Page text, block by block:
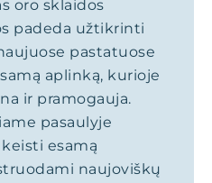
oro sklaidos
padeda užtikrinti
pastatuose
aplinką, kurioje
ir pramogauja.
pasaulyje
esamą
naujoviškų